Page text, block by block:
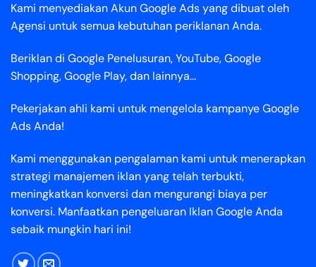
Kami menyediakan Akun Google Ads yang dibuat oleh
Agensi untuk semua kebutuhan periklanan Anda.
Beriklan di Google Penelusuran, YouTube, Google
Shopping, Google Play, dan lainnya...
Pekerjakan ahli kami untuk mengelola kampanye Google
Ads Anda!
Kami menggunakan pengalaman kami untuk menerapkan
strategi manajemen iklan yang telah terbukti,
meningkatkan konversi dan mengurangi biaya per
konversi. Manfaatkan pengeluaran Iklan Google Anda
sebaik mungkin hari ini!